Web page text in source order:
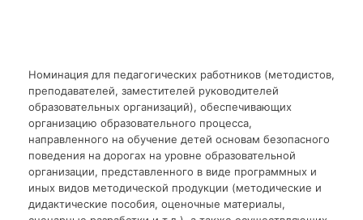
Номинация для педагогических работников (методистов,
преподавателей, заместителей руководителей
образовательных организаций), обеспечивающих
организацию образовательного процесса,
направленного на обучение детей основам безопасного
поведения на дорогах на уровне образовательной
организации, представленного в виде программных и
иных видов методической продукции (методические и
дидактические пособия, оценочные материалы,